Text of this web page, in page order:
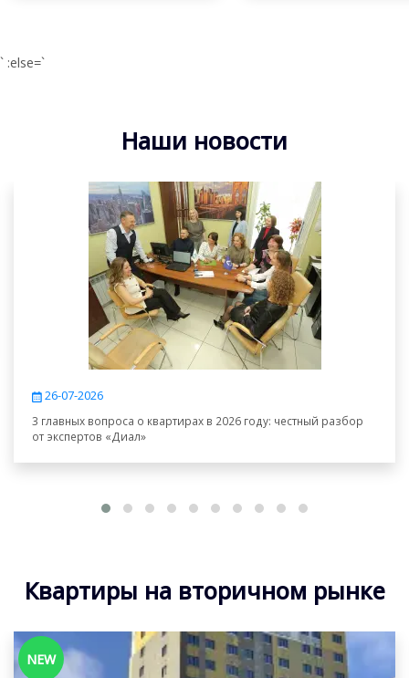
` :else=`
Наши новости
26-07-2026
3 главных вопроса о квартирах в 2026 году: честный разбор
от экспертов «Диал»
Квартиры на вторичном рынке
NEW